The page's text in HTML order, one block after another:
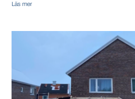
Läs mer